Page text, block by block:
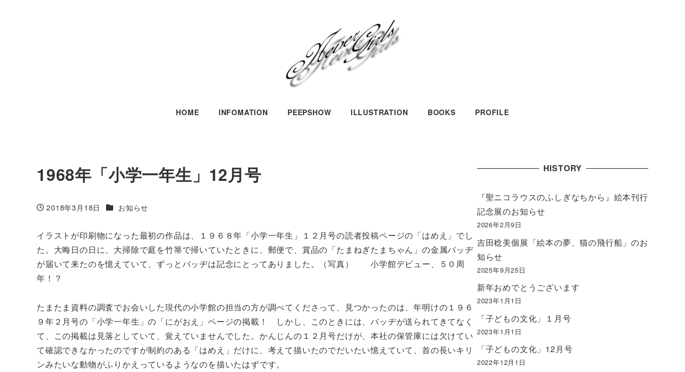
HOME INFOMATION PEEPSHOW ILLUSTRATION BOOKS PROFILE
1968年「小学一年生」12月号
投稿日
2018年3月18日 カテゴリー
お知らせ
イラストが印刷物になった最初の作品は、１９６８年「小学一年生」１２月号の読者投稿ページの「はめえ」でし
た。大晦日の日に、大掃除で庭を竹箒で掃いていたときに、郵便で、賞品の「たまねぎたまちゃん」の金属バッヂ
が届いて来たのを憶えていて、ずっとバッヂは記念にとってありました。（写真） 小学館デビュー、５０周
年！？
たまたま資料の調査でお会いした現代の小学館の担当の方が調べてくださって、見つかったのは、年明けの１９６
９年２月号の「小学一年生」の「にがおえ」ページの掲載！ しかし、このときには、バッヂが送られてきてなく
て、この掲載は見落としていて、覚えていませんでした。かんじんの１２月号だけが、本社の保管庫には欠けてい
て確認できなかったのですが制約のある「はめえ」だけに、考えて描いたのでだいたい憶えていて、首の長いキリ
ンみたいな動物がふりかえっているようなのを描いたはずです。
HISTORY
『聖ニコラウスのふしぎなちから』絵本刊行
記念展のお知らせ
2026年2月9日
吉田稔美個展「絵本の夢、猫の飛行船」のお
知らせ
2025年9月25日
新年おめでとうございます
2023年1月1日
「子どもの文化」１月号
2023年1月1日
「子どもの文化」12月号
2022年12月1日